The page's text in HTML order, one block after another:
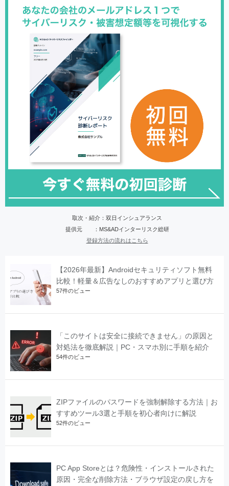
取次・紹介：双日インシュアランス
提供元 ：MS&ADインターリスク総研
登録方法の流れはこちら
【2026年最新】Androidセキュリティソフト無料
比較！軽量＆広告なしのおすすめアプリと選び方
57件のビュー
「このサイトは安全に接続できません」の原因と
対処法を徹底解説｜PC・スマホ別に手順を紹介
54件のビュー
ZIPファイルのパスワードを強制解除する方法｜お
すすめツール3選と手順を初心者向けに解説
52件のビュー
PC App Storeとは？危険性・インストールされた
原因・完全な削除方法・ブラウザ設定の戻し方を